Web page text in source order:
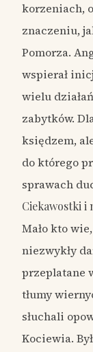
korzeniach,
znaczeniu,
Pomorza.
wspierał
wielu
zabytków.
księdzem,
do którego
sprawach
Ciekawostki i
Mało kto
niezwykły
przeplatane
tłumy
słuchali
Kociewia.